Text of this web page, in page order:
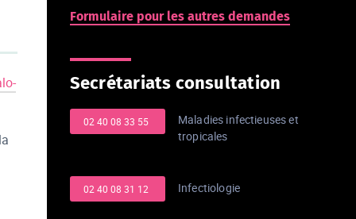
Formulaire pour les autres demandes
Secrétariats consultation
Maladies infectieuses et
tropicales
02 40 08 33 55
Infectiologie
02 40 08 31 12